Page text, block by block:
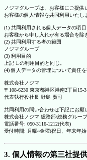
ノジマグループは、お客様にご提
お客様の個人情報を共同利用いたし
(1) 共同利用される個人データの項目
お客様から申し入れが有る場合を除
(2) 共同利用する者の範囲
ノジマグループ
(3) 利用目的
上記 1.の利用目的と同じ。
(4) 個人データの管理について責任
株式会社ノジマ
〒108-6230 東京都港区港南2丁目
代表執行役社長 野島 廣司
共同利用の問い合わせは下記にお願
株式会社ノジマ 総務部/総務グルー
電話番号: 050-3116-1212(代表)
受付時間: 月曜~金曜(祝日、年末年始
3. 個人情報の第三社提